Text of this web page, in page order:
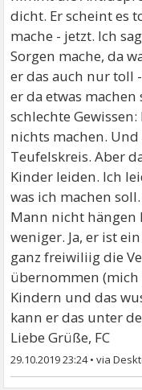
dicht. Er scheint es
mache - jetzt. Ich
Sorgen mache, da
er das auch nur toll
er da etwas
schlechte
nichts machen.
Teufelskreis. Aber
Kinder leiden. Ich
was ich machen
Mann nicht hängen
weniger. Ja, er ist
ganz freiwiliig die
übernommen
Kindern und das
kann er das unter
Liebe Grüße, FC
29.10.2019 23:24•